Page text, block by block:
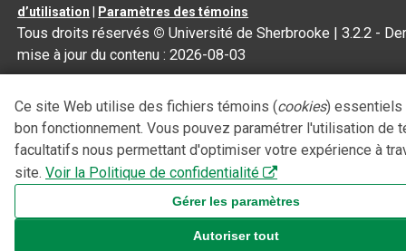
d’utilisation
Paramètres des témoins
Tous droits réservés © Université de Sherbrooke |3.2.2 -
mise à jour du contenu :2026-08-03
Ce site Web utilise des fichiers témoins (cookies) essentiels
bon fonctionnement. Vous pouvez paramétrer l'utilisation de
facultatifs nous permettant d'optimiser votre expérience à
site. Voir la Politique de confidentialité
Gérer les paramètres
Autoriser tout